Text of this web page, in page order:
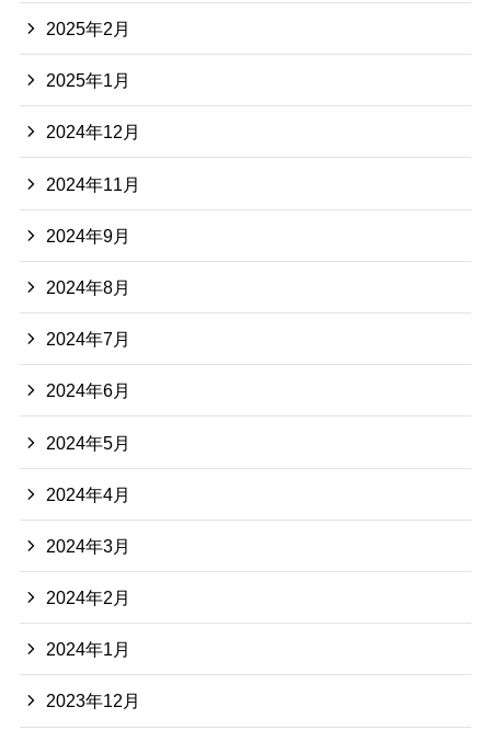
2025年2月
2025年1月
2024年12月
2024年11月
2024年9月
2024年8月
2024年7月
2024年6月
2024年5月
2024年4月
2024年3月
2024年2月
2024年1月
2023年12月